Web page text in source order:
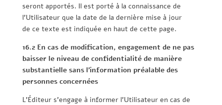
seront apportés. Il est porté à la connaissance de
l’Utilisateur que la date de la dernière mise à jour
de ce texte est indiquée en haut de cette page.
16.2 En cas de modification, engagement de ne pas
baisser le niveau de confidentialité de manière
substantielle sans l’information préalable des
personnes concernées
L’Éditeur s’engage à informer l’Utilisateur en cas de